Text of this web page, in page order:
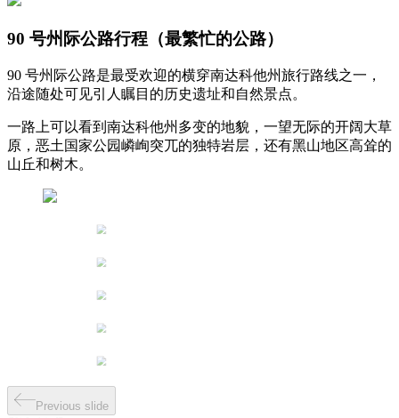
90 号州际公路行程（最繁忙的公路）
90 号州际公路是最受欢迎的横穿南达科他州旅行路线之一，
沿途随处可见引人瞩目的历史遗址和自然景点。
一路上可以看到南达科他州多变的地貌，一望无际的开阔大草
原，恶土国家公园嶙峋突兀的独特岩层，还有黑山地区高耸的
山丘和树木。
Previous slide